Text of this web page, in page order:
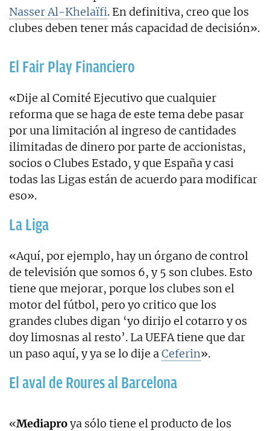
Nasser Al-Khelaïfi. En definitiva, creo que los
clubes deben tener más capacidad de decisión».
El Fair Play Financiero
«Dije al Comité Ejecutivo que cualquier
reforma que se haga de este tema debe pasar
por una limitación al ingreso de cantidades
ilimitadas de dinero por parte de accionistas,
socios o Clubes Estado, y que España y casi
todas las Ligas están de acuerdo para modificar
eso».
La Liga
«Aquí, por ejemplo, hay un órgano de control
de televisión que somos 6, y 5 son clubes. Esto
tiene que mejorar, porque los clubes son el
motor del fútbol, pero yo critico que los
grandes clubes digan ‘yo dirijo el cotarro y os
doy limosnas al resto’. La UEFA tiene que dar
un paso aquí, y ya se lo dije aCeferin».
El aval de Roures al Barcelona
«Mediaproya sólo tiene el producto de los